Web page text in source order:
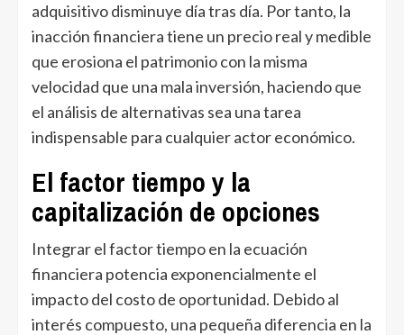
adquisitivo disminuye día tras día. Por tanto, la
inacción financiera tiene un precio real y medible
que erosiona el patrimonio con la misma
velocidad que una mala inversión, haciendo que
el análisis de alternativas sea una tarea
indispensable para cualquier actor económico.
El factor tiempo y la
capitalización de opciones
Integrar el factor tiempo en la ecuación
financiera potencia exponencialmente el
impacto del costo de oportunidad. Debido al
interés compuesto, una pequeña diferencia en la